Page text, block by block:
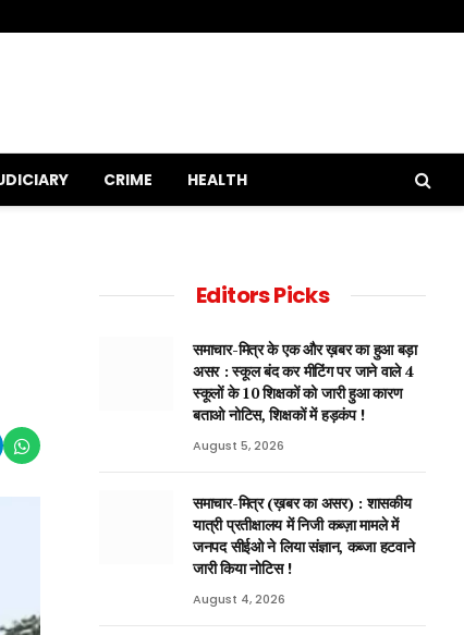
CRIME HEALTH
Editors Picks
समाचार-मित्र के एक और ख़बर का हुआ बड़ा
असर : स्कूल बंद कर मीटिंग पर जाने वाले 4
स्कूलों के 10 शिक्षकों को जारी हुआ कारण
बताओ नोटिस, शिक्षकों में हड़कंप !
August 5, 2026
समाचार-मित्र (ख़बर का असर) : शासकीय
यात्री प्रतीक्षालय में निजी कब्ज़ा मामले में
जनपद सीईओ ने लिया संज्ञान, कब्जा हटवाने
जारी किया नोटिस !
August 4, 2026